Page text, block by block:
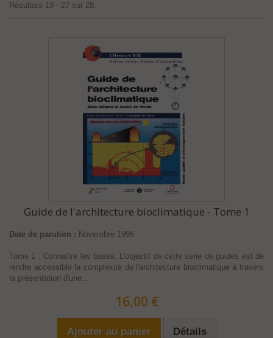
Résultats 19 - 27 sur 28.
Guide de l'architecture bioclimatique - Tome 1
Date de parution : Novembre 1996
Tome 1 : Connaître les bases. L'objectif de cette série de guides est de
rendre accessible la complexité de l'architecture bioclimatique à travers
la présentation d'une...
16,00 €
Ajouter au panier Détails